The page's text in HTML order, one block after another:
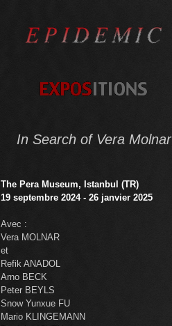
In Search of Vera Molnar
The Pera Museum, Istanbul (TR)
19 septembre 2024 - 26 janvier 2025
Avec :
Vera MOLNAR
et
Refik ANADOL
Arno BECK
Peter BEYLS
Snow Yunxue FU
Mario KLINGEMANN